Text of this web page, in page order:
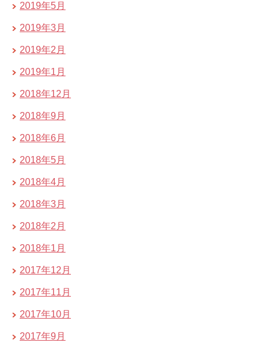
2019年5月
2019年3月
2019年2月
2019年1月
2018年12月
2018年9月
2018年6月
2018年5月
2018年4月
2018年3月
2018年2月
2018年1月
2017年12月
2017年11月
2017年10月
2017年9月